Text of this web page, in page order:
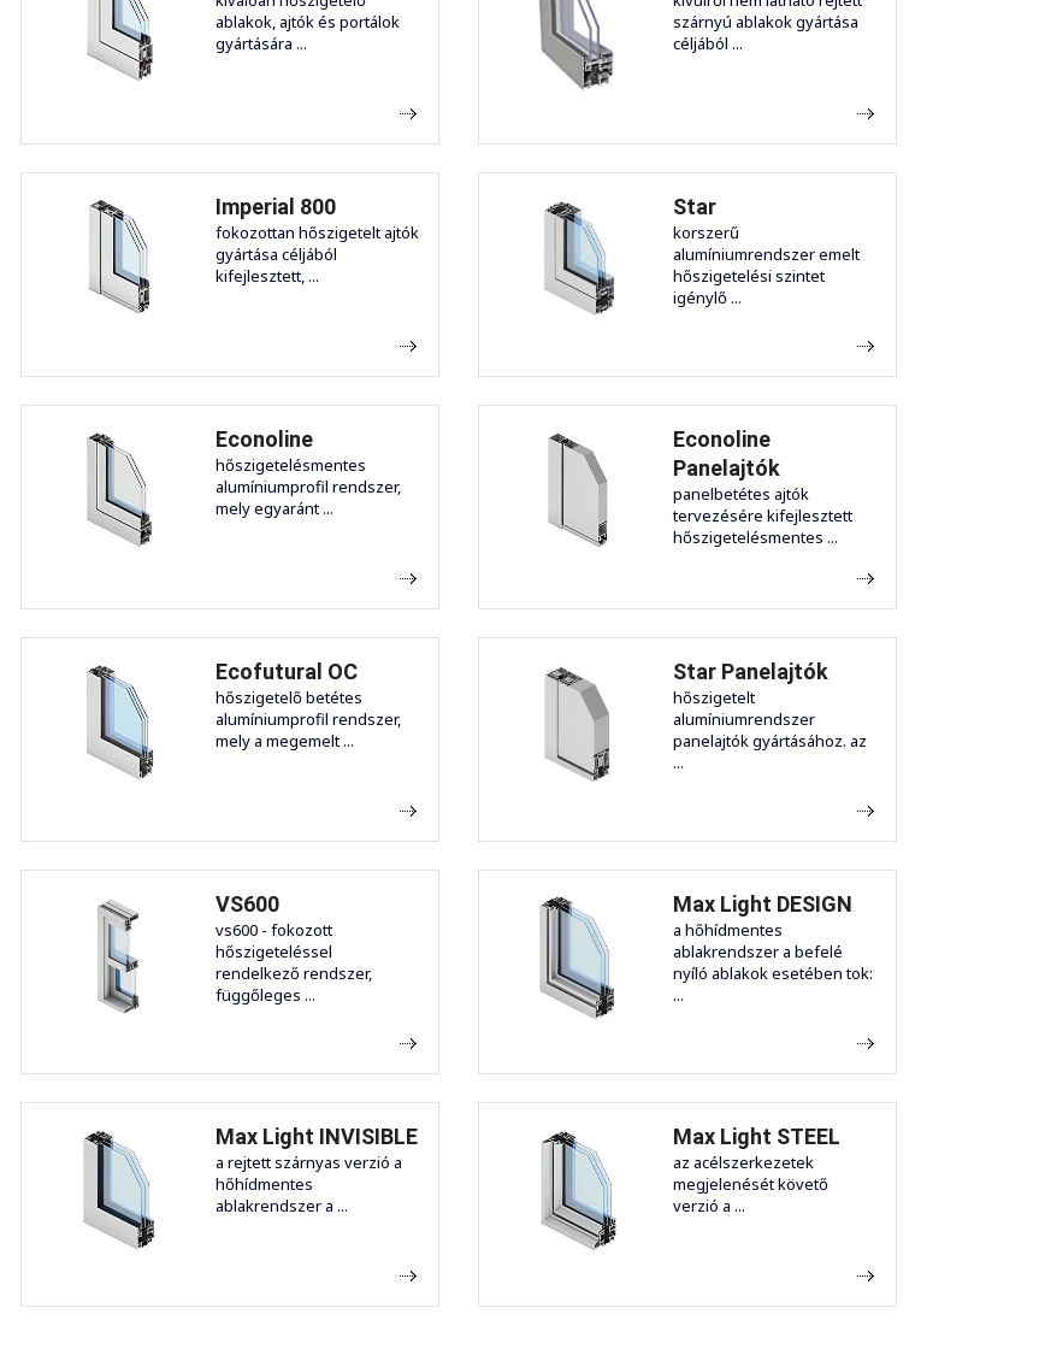
ablakok, ajtók és portálok
gyártására ...
szárnyú ablakok gyártása
céljából ...
Imperial 800
fokozottan hőszigetelt ajtók
gyártása céljából
kifejlesztett, ...
Star
korszerű
alumíniumrendszer emelt
hőszigetelési szintet
igénylő ...
Econoline
hőszigetelésmentes
alumíniumprofil rendszer,
mely egyaránt ...
Econoline
Panelajtók
panelbetétes ajtók
tervezésére kifejlesztett
hőszigetelésmentes ...
Ecofutural OC
hőszigetelő betétes
alumíniumprofil rendszer,
mely a megemelt ...
Star Panelajtók
hőszigetelt
alumíniumrendszer
panelajtók gyártásához. az
...
VS600
vs600 - fokozott
hőszigeteléssel
rendelkező rendszer,
függőleges ...
Max Light DESIGN
a hőhídmentes
ablakrendszer a befelé
nyíló ablakok esetében tok:
...
Max Light INVISIBLE
a rejtett szárnyas verzió a
hőhídmentes
ablakrendszer a ...
Max Light STEEL
az acélszerkezetek
megjelenését követő
verzió a ...